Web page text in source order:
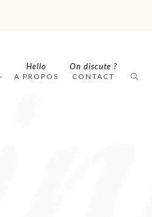
Hello
A PROPOS
On discute ?
CONTACT